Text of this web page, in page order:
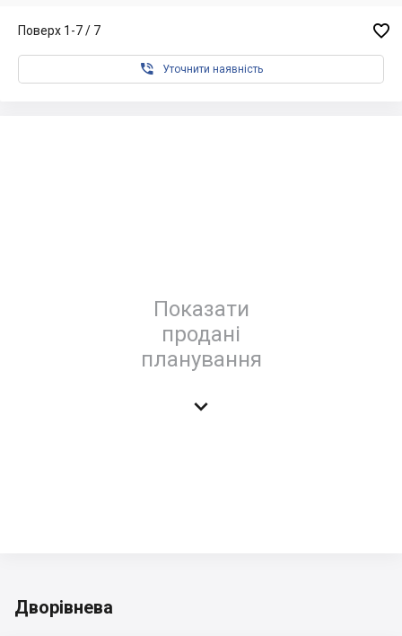
Поверх 1-7 / 7 
 Уточнити наявність
Показати
продані
планування

Дворівнева